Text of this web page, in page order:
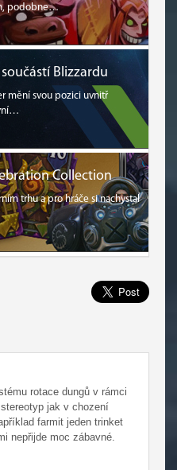
podobne…
Blizzardu
mění svou pozici uvnitř
Collection
trhu a pro hráče si nachystal
rotace dungů v rámci
jak v chození
farmit jeden trinket
nepřijde moc zábavné.